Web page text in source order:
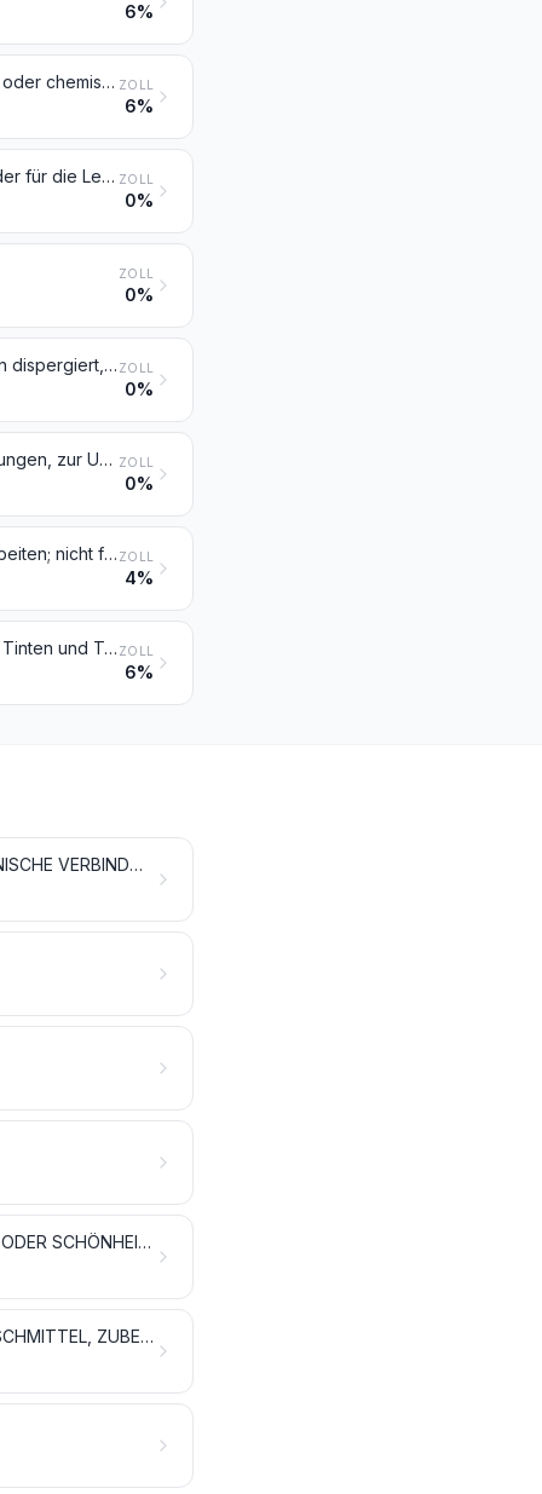
6%
Anstrichfarben und Lacke auf der Grundlage von synthetischen Polymeren oder chemisch modifizierten natürlichen Polymeren, in einem wässrigen Medium dispergiert oder gelöst ZOLL
6%
Andere Anstrichfarben und Lacke; zubereitete Wasserpigmentfarben von der für die Lederzurichtung verwendeten Art ZOLL
0%
ZOLL
0%
Pigmente (einschließlich Metallpulver und -flitter), in nicht wässrigen Medien dispergiert, flüssig oder pastenförmig, von der zum Herstellen von Anstrichfarben verwendeten Art; Prägefolien; Färbemittel und andere Farbmittel, in Formen oder Packungen für den Einzelverkauf ZOLL
0%
Farben für Kunstmaler, für den Unterricht, für die Plakatmalerei, für Farbtönungen, zur Unterhaltung und ähnliche Farben, in Täfelchen, Tuben, Töpfchen, Fläschchen, Näpfchen oder ähnlichen Aufmachungen ZOLL
0%
Glaserkitt, Harzzement und andere Kitte; Spachtelmassen für Anstreicherarbeiten; nicht feuerfeste Spachtel- und Verputzmassen für Fassaden, Innenwände, Fußböden, Decken und dergleichen ZOLL
4%
Druckfarben, Tinte und Tusche zum Schreiben oder Zeichnen und andere Tinten und Tuschen, auch konzentriert oder in fester Form ZOLL
6%
ANORGANISCHE CHEMISCHE ERZEUGNISSE; ANORGANISCHE ODER ORGANISCHE VERBINDUNGEN VON EDELMETALLEN, VON SELTENERDMETALLEN, VON RADIOAKTIVEN ELEMENTEN ODER VON ISOTOPEN
ÄTHERISCHE ÖLE UND RESINOIDE; ZUBEREITETE RIECH-, KÖRPERPFLEGE- ODER SCHÖNHEITSMITTEL
SEIFEN, ORGANISCHE GRENZFLÄCHENAKTIVE STOFFE, ZUBEREITETE WASCHMITTEL, ZUBEREITETE SCHMIERMITTEL, KÜNSTLICHE WACHSE, ZUBEREITETE WACHSE, SCHUHCREME, SCHEUERPULVER UND DERGLEICHEN, KERZEN UND ÄHNLICHE ERZEUGNISSE, MODELLIERMASSEN, „DENTALWACHS“ UND ZUBEREITUNGEN FÜR ZAHNÄRZTLICHE ZWECKE AUF DER GRUNDLAGE VON GIPS